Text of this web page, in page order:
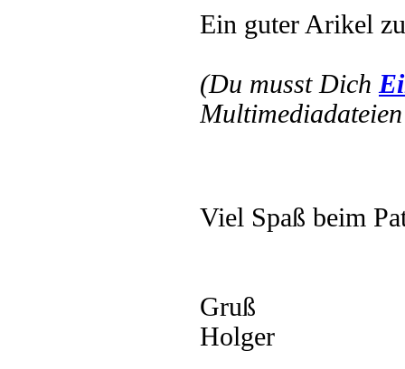
Ein guter Arikel
(Du musst Dich
Viel Spaß beim
Gruß
Holger